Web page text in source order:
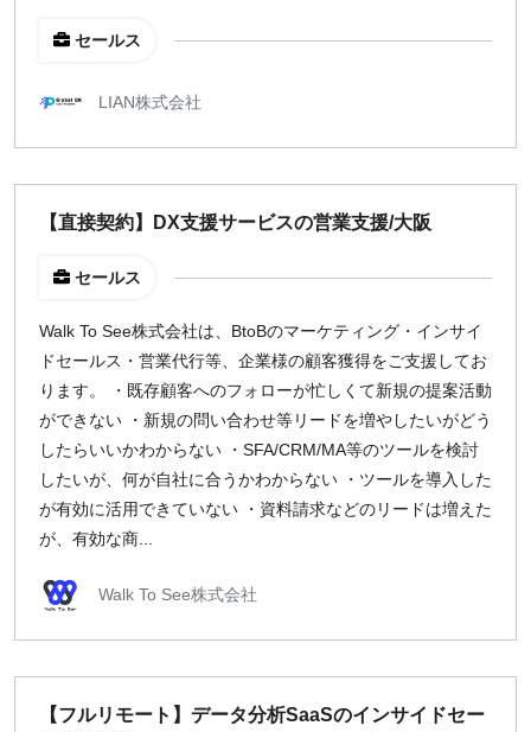
セールス
LIAN株式会社
【直接契約】DX支援サービスの営業支援/大阪
セールス
Walk To See株式会社は、BtoBのマーケティング・インサイ
ドセールス・営業代行等、企業様の顧客獲得をご支援してお
ります。 ・既存顧客へのフォローが忙しくて新規の提案活動
ができない ・新規の問い合わせ等リードを増やしたいがどう
したらいいかわからない ・SFA/CRM/MA等のツールを検討
したいが、何が自社に合うかわからない ・ツールを導入した
が有効に活用できていない ・資料請求などのリードは増えた
が、有効な商...
Walk To See株式会社
【フルリモート】データ分析SaaSのインサイドセー